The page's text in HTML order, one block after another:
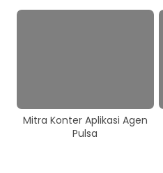
Mitra Konter Aplikasi Agen
Pulsa